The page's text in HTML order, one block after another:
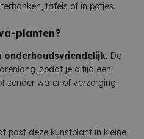
tafels of in potjes.
planten?
onderhoudsvriendelijk. De
zodat je altijd een
zonder water of verzorging.
past deze kunstplant in kleine